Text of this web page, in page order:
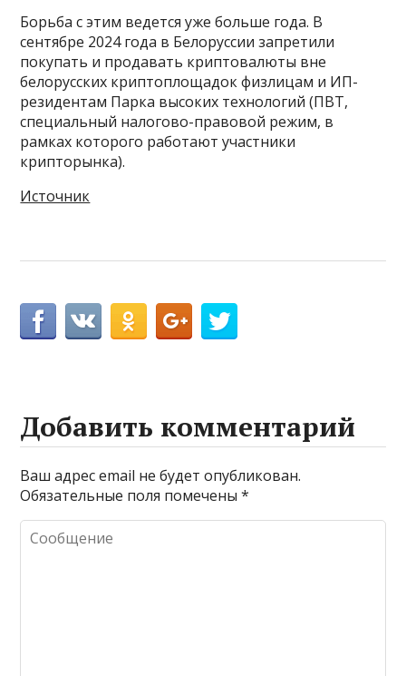
Борьба с этим ведется уже больше года. В
сентябре 2024 года в Белоруссии запретили
покупать и продавать криптовалюты вне
белорусских криптоплощадок физлицам и ИП-
резидентам Парка высоких технологий (ПВТ,
специальный налогово-правовой режим, в
рамках которого работают участники
крипторынка).
Источник
Добавить комментарий
Ваш адрес email не будет опубликован.
Обязательные поля помечены*